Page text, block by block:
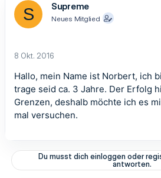
S Supreme
Neues Mitglied
8 Okt. 2016
Hallo, mein Name ist Norbert, ich
trage seid ca. 3 Jahre. Der Erfolg
Grenzen, deshalb möchte ich es
mal versuchen.
Du musst dich einloggen oder
antworten.